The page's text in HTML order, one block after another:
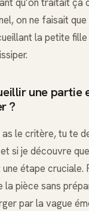
qu’on traitait ça
on ne faisait
la petite fille
une partie
?
le critère, tu te
si je découvre
une étape cruciale.
pièce sans
par la vague